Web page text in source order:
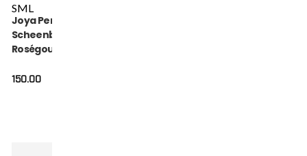
SML
Joya Performance
Scheenbeschermers
Roségoud Wit
150.00